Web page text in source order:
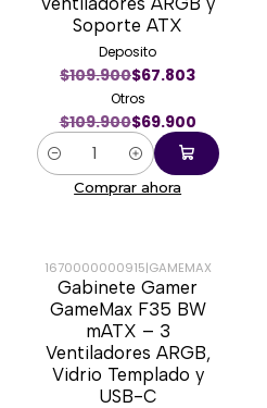
Soporte ATX
Deposito
$109.900$67.803
Otros
$109.900$69.900
Cantidad
Comprar ahora
-28%
1670000000915|GAMEMAX
Gabinete Gamer
GameMax F35 BW
mATX – 3
Ventiladores ARGB,
Vidrio Templado y
USB-C